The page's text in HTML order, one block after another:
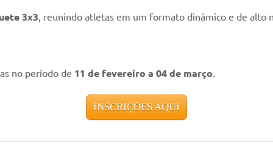
3x3, reunindo atletas em um formato dinâmico e de alto
no período de 11 de fevereiro a 04 de março.
INSCRIÇÕES AQUI